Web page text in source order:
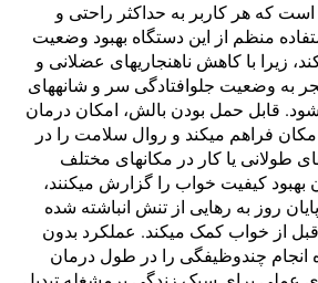
که هر کاربر به حداکثر راحتی و
منظم از این دستگاه بهبود وضعیت
زیرا با کاهش ناهنجاریهای عضلانی و
به وضعیت جلوافتادگی سر و شانههای
قابل حمل بودن بالش، امکان درمان
فراهم میکند و روال سلامت را در
طولانی یا کار در مکانهای مختلف
بهبود کیفیت خواب را گزارش میکنند،
روز به رهایی از تنش انباشته شده
از خواب کمک میکند. عملکرد بدون
چندوظیفگی را در طول درمان